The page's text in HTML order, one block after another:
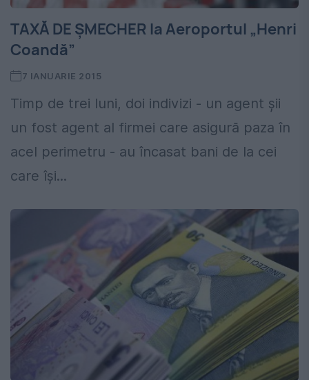
TAXĂ DE ȘMECHER la Aeroportul „Henri
Coandă”
7 IANUARIE 2015
Timp de trei luni, doi indivizi - un agent șii
un fost agent al firmei care asigură paza în
acel perimetru - au încasat bani de la cei
care își...